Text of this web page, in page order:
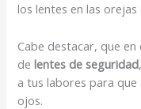
los lentes en las
Cabe destacar, que
delentes de seguridad
a tus labores para
ojos.